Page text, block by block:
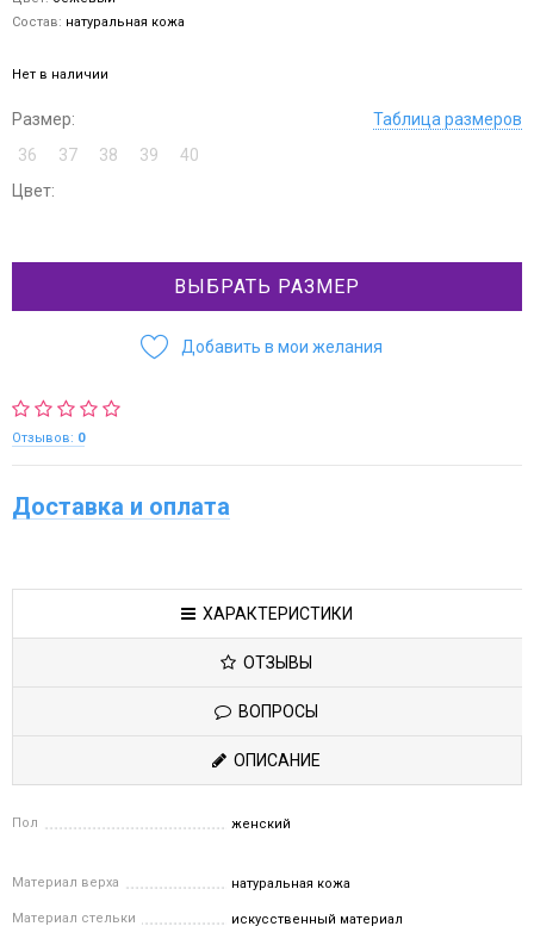
Состав: натуральная кожа
Нет в наличии
Размер:
Таблица размеров
36
37 38 39
40
Цвет:
ВЫБРАТЬ РАЗМЕР
Добавить в мои желания
Отзывов: 0
Доставка и оплата
ХАРАКТЕРИСТИКИ
ОТЗЫВЫ
ВОПРОСЫ
ОПИСАНИЕ
Пол женский
Материал верха натуральная кожа
Материал стельки искусственный материал